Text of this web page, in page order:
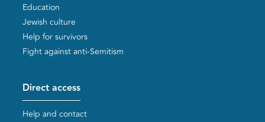
Education
Jewish culture
Help for survivors
Fight against anti-Semitism
Direct access
Help and contact